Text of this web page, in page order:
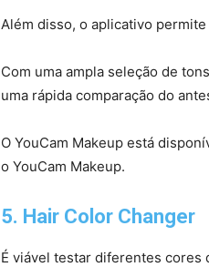
Além disso, o aplicativo
Com uma ampla seleção de
uma rápida comparação do
O YouCam Makeup está
o YouCam Makeup.
5. Hair Color Changer
É viável testar diferentes cores